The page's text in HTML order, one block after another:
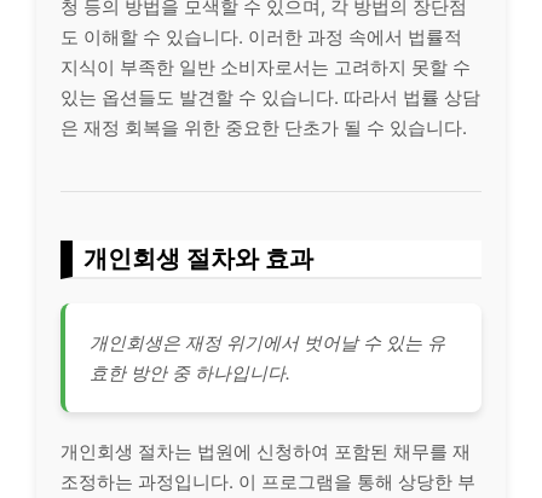
청 등의 방법을 모색할 수 있으며, 각 방법의 장단점
도 이해할 수 있습니다. 이러한 과정 속에서 법률적
지식이 부족한 일반 소비자로서는 고려하지 못할 수
있는 옵션들도 발견할 수 있습니다. 따라서 법률 상담
은 재정 회복을 위한 중요한 단초가 될 수 있습니다.
개인회생 절차와 효과
개인회생은 재정 위기에서 벗어날 수 있는 유
효한 방안 중 하나입니다.
개인회생 절차는 법원에 신청하여 포함된 채무를 재
조정하는 과정입니다. 이 프로그램을 통해 상당한 부